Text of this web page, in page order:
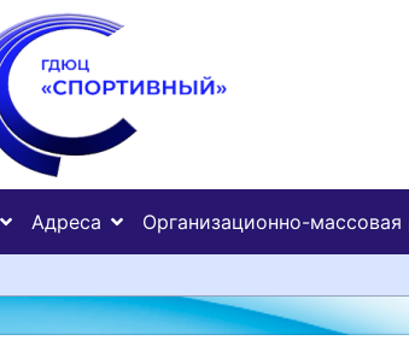
Адреса Организационно-массовая